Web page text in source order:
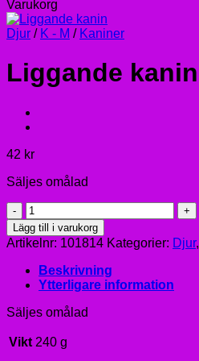
Varukorg
Djur / K - M / Kaniner
Liggande kanin
42 kr
Säljes omålad
Liggande
kanin
mängd
Lägg till i varukorg
Artikelnr: 101814 Kategorier: Djur,
Beskrivning
Ytterligare information
Säljes omålad
Vikt 240 g